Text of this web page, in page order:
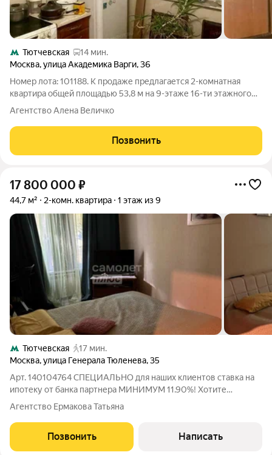
Тютчевская
14 мин.
Москва,улица Академика Варги,36
Номер лота: 101188. К продаже предлагается 2-комнатная
квартира общей площадью 53,8 м на 9-этаже 16-ти этажного
дома, построенного в 1980 году. Квартира теплая, светлая,
Инфраструктура: Развитая
Агентство Алена Величко
Позвонить
17 800 000 ₽
44,7 м² 2-комн. квартира 1 этаж из 9
Тютчевская
17 мин.
Москва,улица Генерала Тюленева,35
Арт. 140104764 СПЕЦИАЛЬНО для наших клиентов ставка на
ипотеку от банка партнера МИНИМУМ 11.90%! Хотите
улучшенные условия? Тогда ЗВОНИТЕ! Продается уютная
двухкомнатная квартира в Москве на улице Генерала
Тюленева, 35. О квартире: Общая площадь
Агентство Ермакова Татьяна
Позвонить Написать